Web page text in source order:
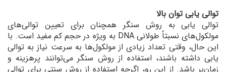
توالی یابی توان بالا
توالی یابی به روش سنگر همچنان برای تعیین توالی‌‌های
مولکول‌های نسبتاً طولانی DNA به ویژه در حجم کم مفید است. با
این حال، وقتی تعداد زیادی از مولکول‌‌ها به سرعت نیاز به توالی
یابی داشته باشند، استفاده از روش سنگر می‌توانند پرهزینه و
زمان‌بر باشد. از این رو، اگرچه استفاده از روش سنتی برای توالی